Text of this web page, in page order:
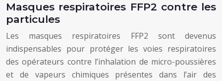
Masques respiratoires FFP2 contre les
particules
Les masques respiratoires FFP2 sont devenus
indispensables pour protéger les voies respiratoires
des opérateurs contre l’inhalation de micro-poussières
et de vapeurs chimiques présentes dans l’air des